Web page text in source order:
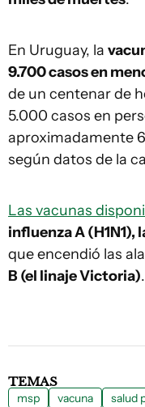
En Uruguay, la
9.700 casos en
de un centenar de
5.000 casos en
aproximadamente
según datos de la
Las vacunas
influenza A (H1N1),
que encendió las
B (el linaje Victoria).
TEMAS
msp vacuna salud